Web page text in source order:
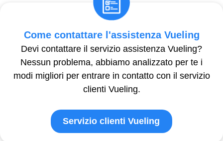
Come contattare l'assistenza Vueling
Devi contattare il servizio assistenza Vueling?
Nessun problema, abbiamo analizzato per te i
modi migliori per entrare in contatto con il servizio
clienti Vueling.
Servizio clienti Vueling